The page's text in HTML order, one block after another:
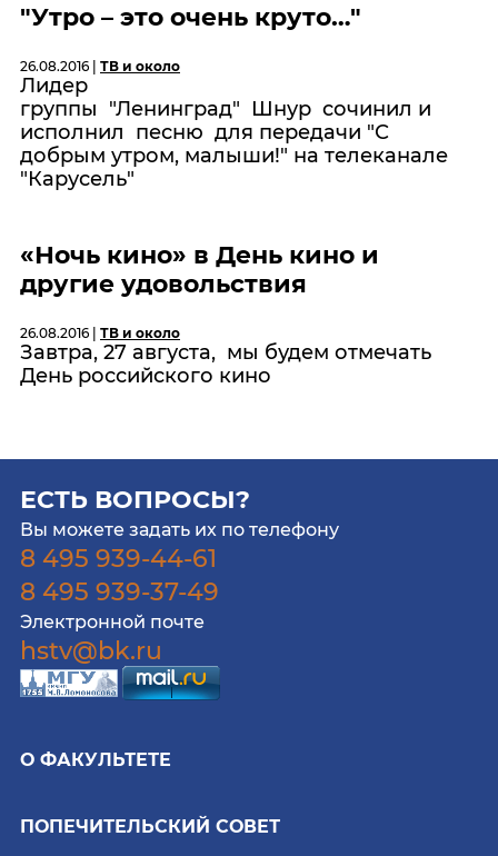
"Утро – это очень круто…"
26.08.2016 | ТВ и около
Лидер
группы "Ленинград" Шнур сочинил и
исполнил песню для передачи "С
добрым утром, малыши!" на телеканале
"Карусель"
«Ночь кино» в День кино и
другие удовольствия
26.08.2016 | ТВ и около
Завтра, 27 августа, мы будем отмечать
День российского кино
ЕСТЬ ВОПРОСЫ?
Вы можете задать их по телефону
8 495 939-44-61
8 495 939-37-49
Электронной почте
hstv@bk.ru
О ФАКУЛЬТЕТЕ
ПОПЕЧИТЕЛЬСКИЙ СОВЕТ